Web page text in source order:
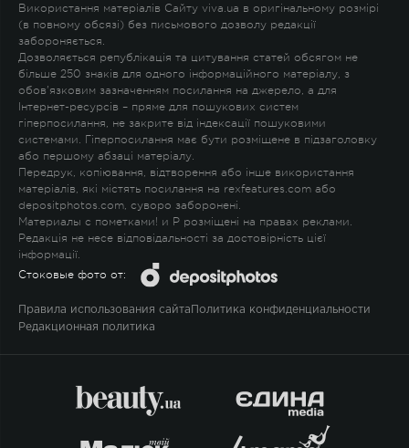
Використання матеріалів Сайту viva.ua в оригінальному розмірі
(в повному обсязі) без письмового дозволу редакції
забороняється.
Дозволяється републікація та цитування статей обсягом не
більше 250 знаків для одного інформаційного матеріалу, з
обов'язковим зазначенням посилання на джерело, а для
Інтернет-ресурсів – пряме для пошукових систем
гіперпосилання, не закрите від індексації пошуковими
системами. Гіперпосилання має бути розміщене в підзаголовку
або першому абзаці матеріалу.
Передрук, копіювання, відтворення або інше використання
матеріалів, які містять посилання на rexfeatures.com або
depositphotos.com, суворо заборонені.
Материалы с пометками! и P розміщені на правах реклами.
Редакція не несе відповідальності за достовірність цієї
інформації.
Стоковые фото от:
Правила использования сайта Политика конфиденциальности
Редакционная политика